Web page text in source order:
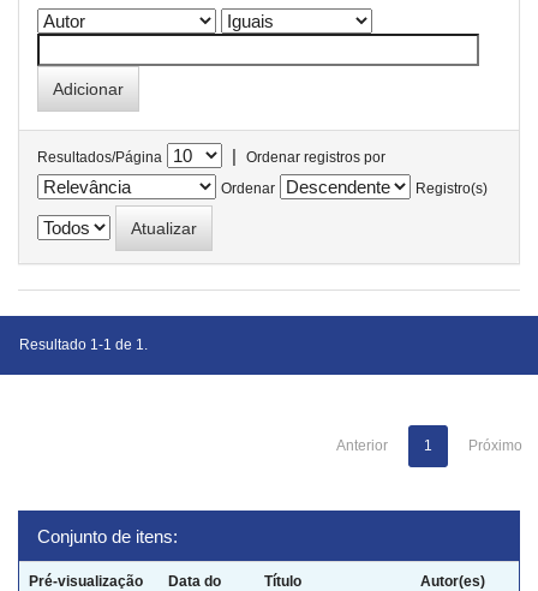
Resultados/Página |
Ordenar registros por
Ordenar
Registro(s)
Resultado 1-1 de 1.
Anterior 1 Próximo
Conjunto de itens:
Pré-visualização
Data do
Título Autor(es)